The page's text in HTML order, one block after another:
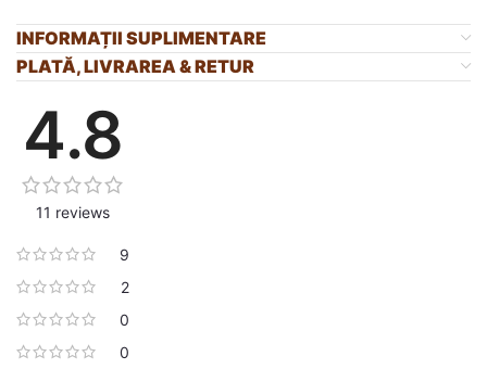
INFORMAȚII SUPLIMENTARE
PLATĂ, LIVRAREA & RETUR
4.8
11 reviews
9
2
0
0